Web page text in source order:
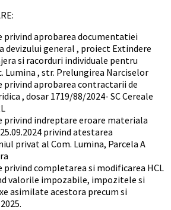
privind aprobarea documentatiei
devizului general , proiect Extindere
si racorduri individuale pentru
Lumina , str. Prelungirea Narciselor
privind aprobarea contractarii de
, dosar 1719/88/2024- SC Cereale
privind indreptare eroare materiala
privind atestarea
privat al Com. Lumina, Parcela A
privind completarea si modificarea HCL
valorile impozabile, impozitele si
asimilate acestora precum si